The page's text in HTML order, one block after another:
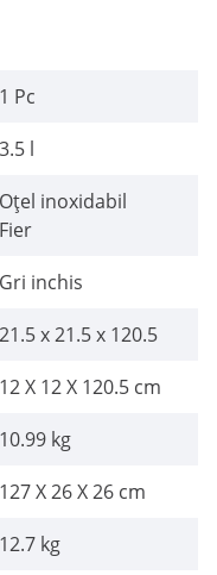
1 Pc
3.5 l
Oțel inoxidabil
Fier
Gri inchis
21.5 x 21.5 x 120.5
12 X 12 X 120.5 cm
10.99 kg
127 X 26 X 26 cm
12.7 kg